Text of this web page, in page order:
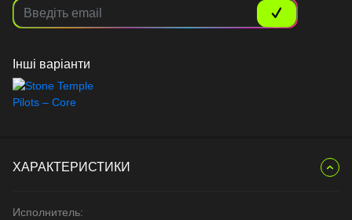
Інші варіанти
ХАРАКТЕРИСТИКИ
Исполнитель: